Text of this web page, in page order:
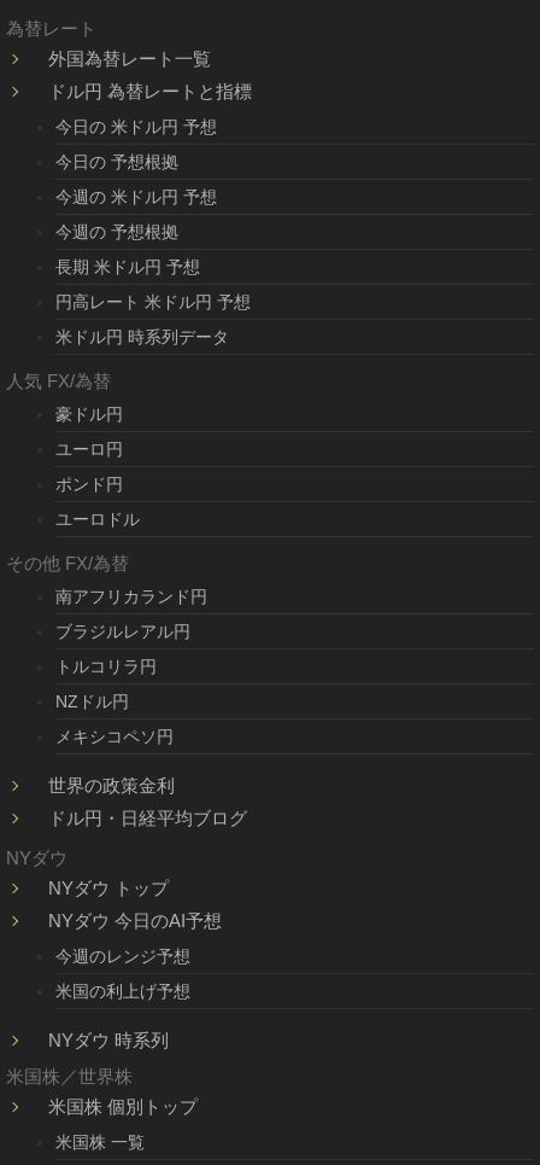
為替レート
外国為替レート一覧
ドル円 為替レートと指標
今日の 米ドル円 予想
今日の 予想根拠
今週の 米ドル円 予想
今週の 予想根拠
長期 米ドル円 予想
円高レート 米ドル円 予想
米ドル円 時系列データ
人気 FX/為替
豪ドル円
ユーロ円
ポンド円
ユーロドル
その他 FX/為替
南アフリカランド円
ブラジルレアル円
トルコリラ円
NZドル円
メキシコペソ円
世界の政策金利
ドル円・日経平均ブログ
NYダウ
NYダウ トップ
NYダウ 今日のAI予想
今週のレンジ予想
米国の利上げ予想
NYダウ 時系列
米国株／世界株
米国株 個別トップ
米国株 一覧